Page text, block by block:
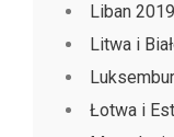
Liban 2019
Litwa i
Łotwa i